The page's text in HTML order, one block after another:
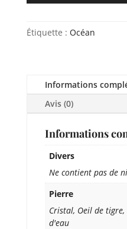
Étiquette : Océan
Informations
Avis (0)
Informations
Divers
Ne contient pas de
Pierre
Cristal, Oeil de
d'eau